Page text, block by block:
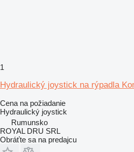
1
Hydraulický joystick na rýpadla
Cena na požiadanie
Hydraulický joystick
Rumunsko
ROYAL DRU SRL
Obráťte sa na predajcu